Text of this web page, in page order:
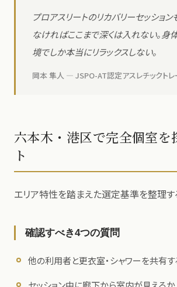
プロアスリートのリカバリーセッショ
なければここまで深くは入れない。身
境でしか本当にリラックスしない。
岡本 隼人 — JSPO-AT認定アスレチックトレ
六本木・港区で完全個室を
ト
エリア特性を踏まえた選定基準を整理す
確認すべき4つの質問
他の利用者と更衣室・シャワーを共有